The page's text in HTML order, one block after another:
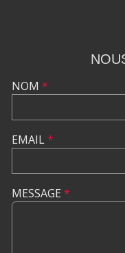
NOM *
EMAIL*
MESSAGE *